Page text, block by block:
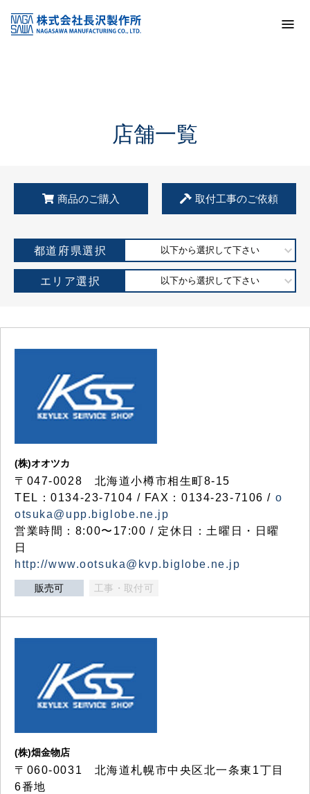
KSS加盟店・取扱店情報
店舗一覧
店舗一覧
商品のご購入 取付工事のご依頼
都道府県選択 以下から選択して下さい
エリア選択 以下から選択して下さい
(株)オオツカ
〒047-0028 北海道小樽市相生町8-15
TEL：0134-23-7104 / FAX：0134-23-7106 / o
otsuka@upp.biglobe.ne.jp
営業時間：8:00〜17:00 / 定休日：土曜日・日曜
日
http://www.ootsuka@kvp.biglobe.ne.jp
販売可 工事・取付可
(株)畑金物店
〒060-0031 北海道札幌市中央区北一条東1丁目
6番地